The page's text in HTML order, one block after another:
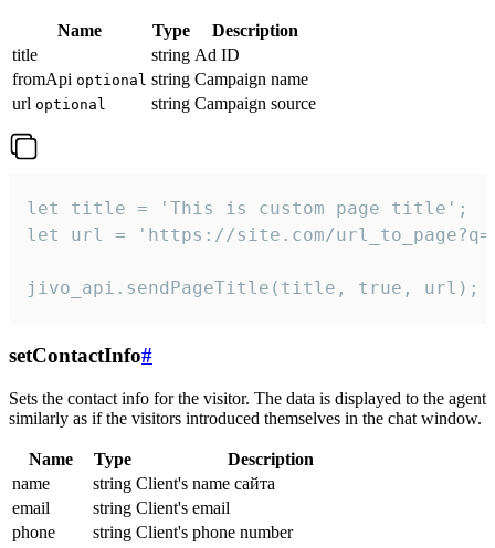
Name Type
Description
title
string Ad ID
fromApi optional string Campaign name
url optional string Campaign source
let title = 'This is custom page title';
let url = 'https://site.com/
jivo_api.sendPageTitle(title, true, url);
setContactInfo#
Sets the contact info for the visitor. The data is displayed to the agent
similarly as if the visitors introduced themselves in the chat window.
Name Type
Description
name
string Client's name сайта
email
string Client's email
phone
string Client's phone number